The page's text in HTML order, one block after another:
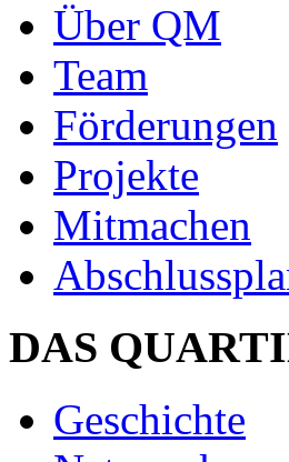
Über QM
Team
Förderungen
Projekte
Mitmachen
DAS
Geschichte